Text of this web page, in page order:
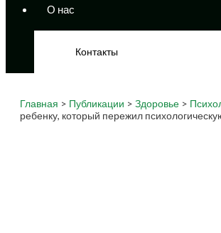
О нас
Контакты
Главная > Публикации > Здоровье >
ребенку, который пережил